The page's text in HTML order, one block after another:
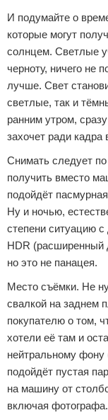
И подумайте о
которые могут
солнцем. Светлые
черноту, ничего не
лучше. Свет
светлые, так и
ранним утром,
захочет ради кадра
Снимать следует
получить вместо
подойдёт
Ну и ночью,
степени ситуацию
HDR (расширенный
но это не панацея.
Место съёмки. Не
свалкой на заднем
покупателю о том,
хотели её там и
нейтральному фону
подойдёт пустая
на машину от
включая